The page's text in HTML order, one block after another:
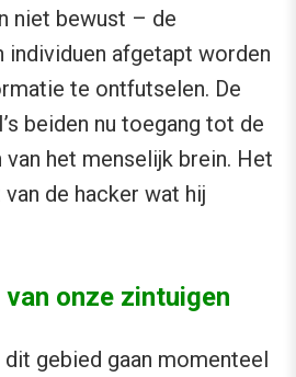
niet bewust – de
individuen afgetapt worden
te ontfutselen. De
beiden nu toegang tot de
van het menselijk brein. Het
de hacker wat hij
onze zintuigen
gebied gaan momenteel